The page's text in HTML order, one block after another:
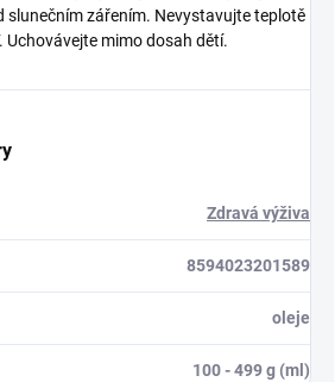
slunečním zářením. Nevystavujte teplotě
Uchovávejte mimo dosah dětí.
Zdravá výživa
8594023201589
oleje
100 - 499 g (ml)